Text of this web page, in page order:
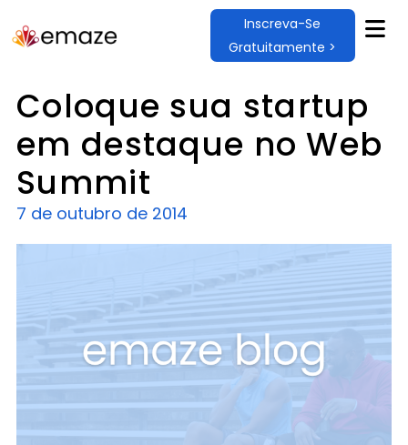
Inscreva-Se
Gratuitamente >
Coloque sua startup
em destaque no Web
Summit
7 de outubro de 2014